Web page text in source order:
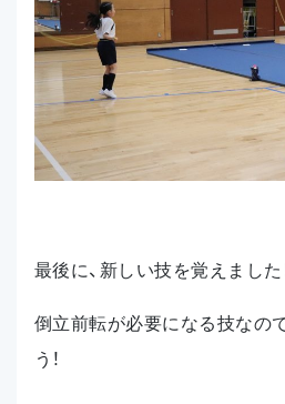
最後に、新しい技を覚えました
倒立前転が必要になる技なの
う！